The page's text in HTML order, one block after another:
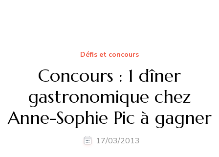
Défis et concours
Concours : 1 dîner
gastronomique chez
Anne-Sophie Pic à gagner
17/03/2013